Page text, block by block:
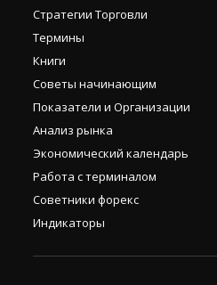
Стратегии Торговли
Термины
Книги
Советы начинающим
Показатели и Организации
Анализ рынка
Экономический календарь
Работа с терминалом
Советники форекс
Индикаторы